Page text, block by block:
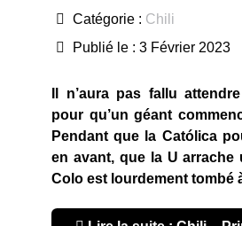
Catégorie : Chili
Publié le : 3 Février 2023
Il n’aura pas fallu
pour qu’un géant
Pendant que la Católica
en avant, que la U arrache
Colo est lourdement tombé